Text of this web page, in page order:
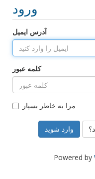
ورود
آدرس ایمیل
کلمه عبور
مرا به خاطر بسپار
Powered by